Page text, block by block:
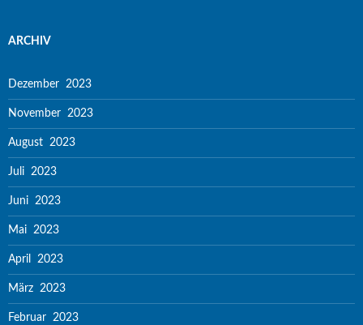
ARCHIV
Dezember 2023
November 2023
August 2023
Juli 2023
Juni 2023
Mai 2023
April 2023
März 2023
Februar 2023